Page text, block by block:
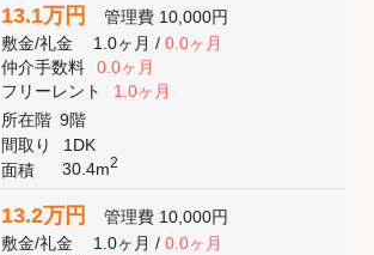
13.1万円 管理費 10,000円
敷金/礼金 1.0ヶ月/ 0.0ヶ月
仲介手数料
0.0ヶ月
フリーレント
1.0ヶ月
所在階 9階
間取り
1DK
面積
30.4m2
13.2万円 管理費 10,000円
敷金/礼金 1.0ヶ月/ 0.0ヶ月